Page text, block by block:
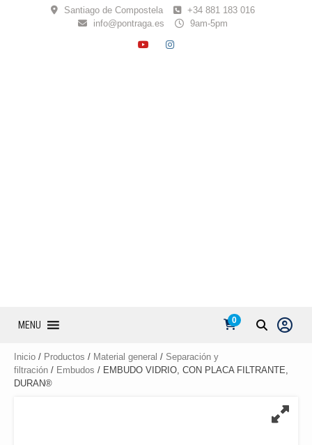
Santiago de Compostela
+34 881 183 016
info@pontraga.es
9am-5pm
YOUTUBE
INSTAGRAM
MENU 0
Inicio / Productos / Material general / Separación y
filtración / Embudos / EMBUDO VIDRIO, CON PLACA FILTRANTE,
DURAN®